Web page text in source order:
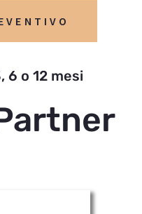
6 o 12 mesi